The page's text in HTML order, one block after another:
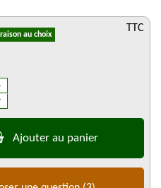
au choix
TTC
Ajouter au panier